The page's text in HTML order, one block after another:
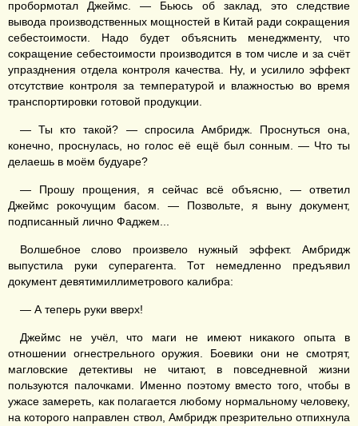
пробормотал Джеймс. — Бьюсь об заклад, это следствие
вывода производственных мощностей в Китай ради сокращения
себестоимости. Надо будет объяснить менеджменту, что
сокращение себестоимости производится в том числе и за счёт
упразднения отдела контроля качества. Ну, и усилило эффект
отсутствие контроля за температурой и влажностью во время
транспортировки готовой продукции.
— Ты кто такой? — спросила Амбридж. Проснуться она,
конечно, проснулась, но голос её ещё был сонным. — Что ты
делаешь в моём будуаре?
— Прошу прощения, я сейчас всё объясню, — ответил
Джеймс рокочущим басом. — Позвольте, я выну документ,
подписанный лично Фаджем...
Волшебное слово произвело нужный эффект. Амбридж
выпустила руки суперагента. Тот немедленно предъявил
документ девятимиллиметрового калибра:
— А теперь руки вверх!
Джеймс не учёл, что маги не имеют никакого опыта в
отношении огнестрельного оружия. Боевики они не смотрят,
магловские детективы не читают, в повседневной жизни
пользуются палочками. Именно поэтому вместо того, чтобы в
ужасе замереть, как полагается любому нормальному человеку,
на которого направлен ствол, Амбридж презрительно отпихнула